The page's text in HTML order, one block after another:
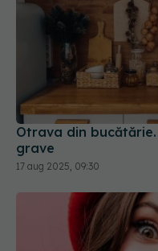
Otrava din
grave
17 aug 2025, 09:30